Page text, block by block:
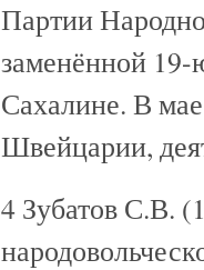
Партии
заменённой 19-
Сахалине. В
Швейцарии,
4 Зубатов С.В.